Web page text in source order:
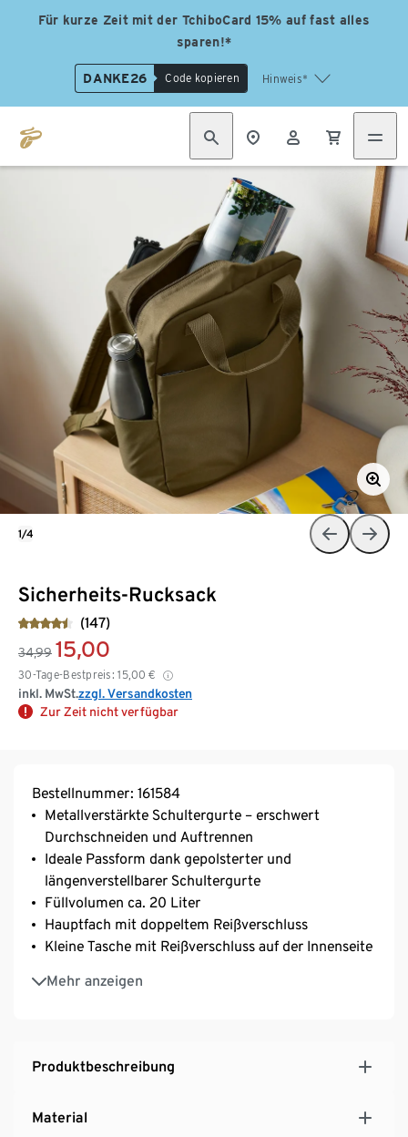
Für kurze Zeit mit der TchiboCard 15% auf fast alles
sparen!*
DANKE26 Code kopieren Hinweis*
Sicherheits-Rucksack
(147)
34,99 15,00
30-Tage-Bestpreis: 15,00 €
inkl. MwSt.zzgl. Versandkosten
Zur Zeit nicht verfügbar
1/4
Bestellnummer: 161584
Metallverstärkte Schultergurte – erschwert
Durchschneiden und Auftrennen
Ideale Passform dank gepolsterter und
längenverstellbarer Schultergurte
Füllvolumen ca. 20 Liter
Hauptfach mit doppeltem Reißverschluss
Kleine Tasche mit Reißverschluss auf der Innenseite
Mehr anzeigen
Gepolsterte Laptoptasche für Bildschirmdiagonalen
Strapazierfähiges Obermaterial
Produktbeschreibung
Material